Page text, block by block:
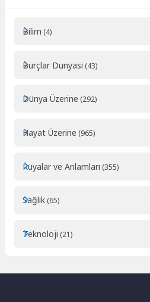
Bilim (4)
Burçlar Dunyasi (43)
Dünya Üzerine (292)
Hayat Üzerine (965)
Rüyalar ve Anlamları (355)
Sağlık (65)
Teknoloji (21)